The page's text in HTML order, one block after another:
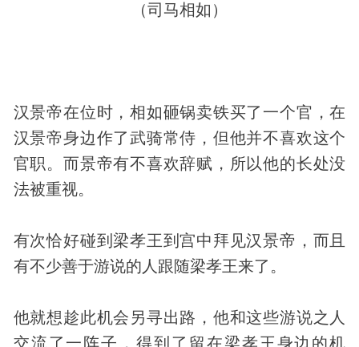
（司马相如）
汉景帝在位时，相如砸锅卖铁买了一个官，在
汉景帝身边作了武骑常侍，但他并不喜欢这个
官职。而景帝有不喜欢辞赋，所以他的长处没
法被重视。
有次恰好碰到梁孝王到宫中拜见汉景帝，而且
有不少善于游说的人跟随梁孝王来了。
他就想趁此机会另寻出路，他和这些游说之人
交流了一阵子，得到了留在梁孝王身边的机